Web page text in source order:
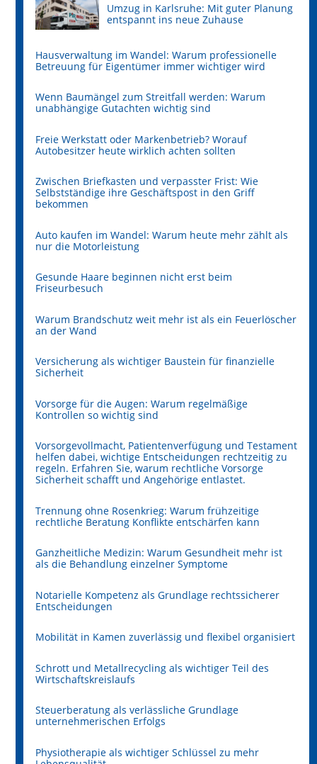
Umzug in Karlsruhe: Mit guter Planung
entspannt ins neue Zuhause
Hausverwaltung im Wandel: Warum professionelle
Betreuung für Eigentümer immer wichtiger wird
Wenn Baumängel zum Streitfall werden: Warum
unabhängige Gutachten wichtig sind
Freie Werkstatt oder Markenbetrieb? Worauf
Autobesitzer heute wirklich achten sollten
Zwischen Briefkasten und verpasster Frist: Wie
Selbstständige ihre Geschäftspost in den Griff
bekommen
Auto kaufen im Wandel: Warum heute mehr zählt als
nur die Motorleistung
Gesunde Haare beginnen nicht erst beim
Friseurbesuch
Warum Brandschutz weit mehr ist als ein Feuerlöscher
an der Wand
Versicherung als wichtiger Baustein für finanzielle
Sicherheit
Vorsorge für die Augen: Warum regelmäßige
Kontrollen so wichtig sind
Vorsorgevollmacht, Patientenverfügung und Testament
helfen dabei, wichtige Entscheidungen rechtzeitig zu
regeln. Erfahren Sie, warum rechtliche Vorsorge
Sicherheit schafft und Angehörige entlastet.
Trennung ohne Rosenkrieg: Warum frühzeitige
rechtliche Beratung Konflikte entschärfen kann
Ganzheitliche Medizin: Warum Gesundheit mehr ist
als die Behandlung einzelner Symptome
Notarielle Kompetenz als Grundlage rechtssicherer
Entscheidungen
Mobilität in Kamen zuverlässig und flexibel organisiert
Schrott und Metallrecycling als wichtiger Teil des
Wirtschaftskreislaufs
Steuerberatung als verlässliche Grundlage
unternehmerischen Erfolgs
Physiotherapie als wichtiger Schlüssel zu mehr